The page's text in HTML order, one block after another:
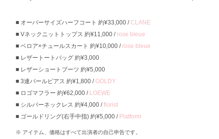
オーバーサイズハーフコート 約¥33,000 /CLANE
Vネックニットトップス 約¥11,000 / rose bleue
ベロア×チュールスカート 約¥10,000 / rose bleue
レザートートバッグ 約¥3,000
レザーショートブーツ 約¥5,000
3連パールピアス 約¥1,800 /GOLDY
ロゴマフラー 約¥62,000 / LOEWE
シルバーネックレス 約¥4,000 /florist
ゴールドリング(右手中指) 約¥5,000 / Platform
アイテム、価格はすべて出演者の自己申告です。